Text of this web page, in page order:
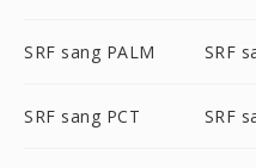
SRF sang PALM SRF
SRF sang PCT SRF